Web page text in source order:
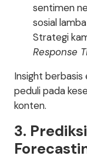
sentimen
sosial
Strategi
Response
Insight berbasis
peduli pada
konten.
3.